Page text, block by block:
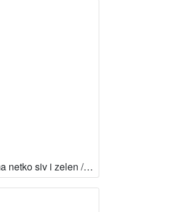
Ima netko siv i zelen / Ivan Aralica